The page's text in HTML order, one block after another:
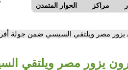
الحوار المتمدن مراكز
يزور مصر ويلتقي السيسي ضمن جولة
يزور مصر ويلتقي